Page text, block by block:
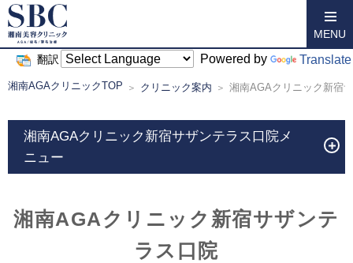
翻訳 Powered by Translate
MENU
湘南AGAクリニックTOP クリニック案内 湘南AGAクリニック新宿
湘南AGAクリニック新宿サザンテラス口院メ
ニュー
湘南AGAクリニック新宿サザンテ
ラス口院